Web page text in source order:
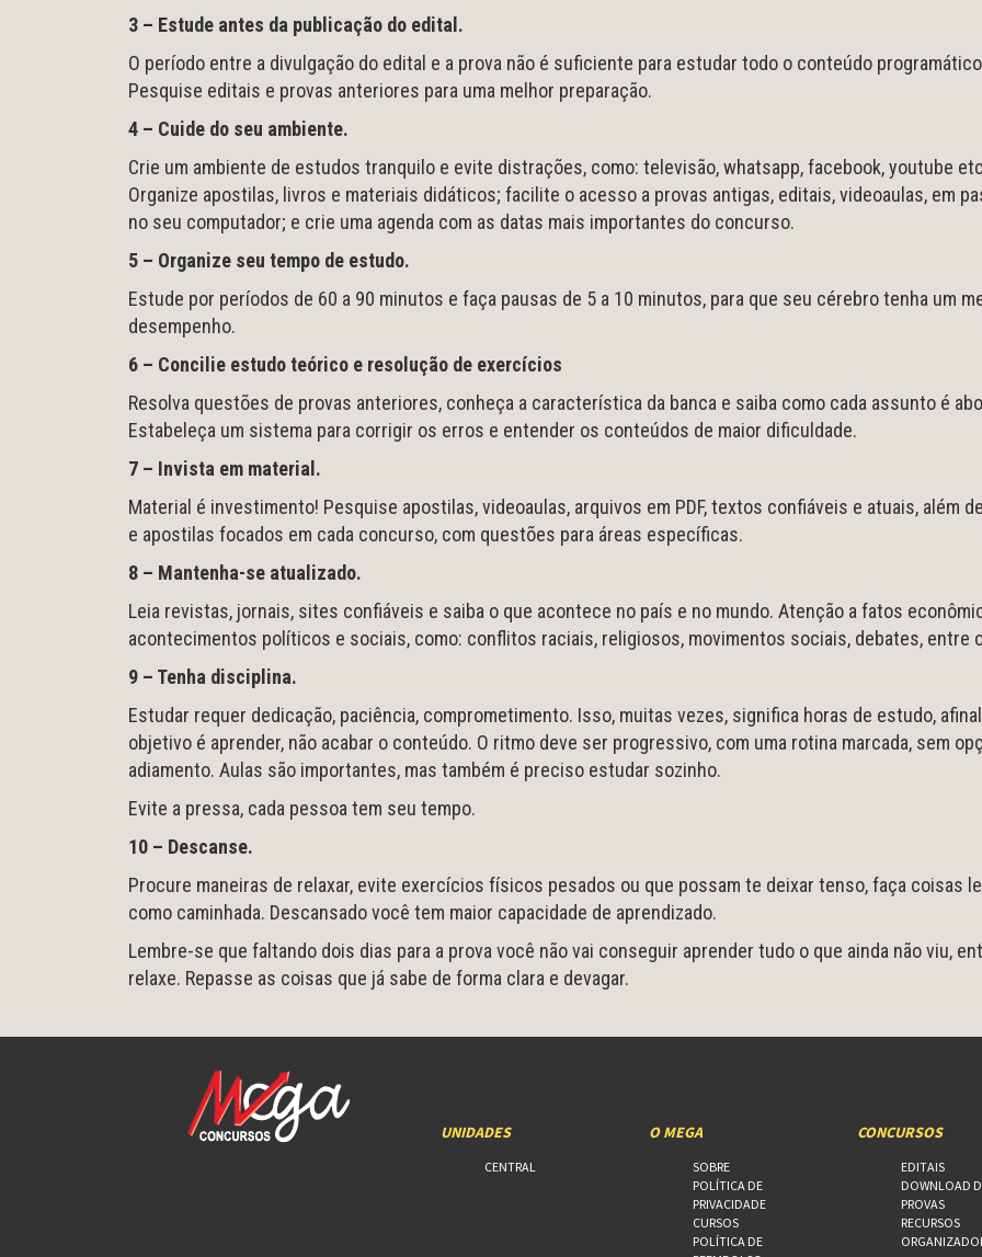
3 – Estude antes da publicação do edital.
O período entre a divulgação do edital e a prova não é suficiente para estudar todo o conteúdo
Pesquise editais e provas anteriores para uma melhor preparação.
4 – Cuide do seu ambiente.
Crie um ambiente de estudos tranquilo e evite distrações, como: televisão, whatsapp, facebook, youtube
Organize apostilas, livros e materiais didáticos; facilite o acesso a provas antigas, editais, videoaulas, em
no seu computador; e crie uma agenda com as datas mais importantes do concurso.
5 – Organize seu tempo de estudo.
Estude por períodos de 60 a 90 minutos e faça pausas de 5 a 10 minutos, para que seu cérebro tenha um
desempenho.
6 – Concilie estudo teórico e resolução de exercícios
Resolva questões de provas anteriores, conheça a característica da banca e saiba como cada assunto é
Estabeleça um sistema para corrigir os erros e entender os conteúdos de maior dificuldade.
7 – Invista em material.
Material é investimento! Pesquise apostilas, videoaulas, arquivos em PDF, textos confiáveis e atuais, além
e apostilas focados em cada concurso, com questões para áreas específicas.
8 – Mantenha-se atualizado.
Leia revistas, jornais, sites confiáveis e saiba o que acontece no país e no mundo. Atenção a fatos
acontecimentos políticos e sociais, como: conflitos raciais, religiosos, movimentos sociais, debates, entre
9 – Tenha disciplina.
Estudar requer dedicação, paciência, comprometimento. Isso, muitas vezes, significa horas de estudo,
objetivo é aprender, não acabar o conteúdo. O ritmo deve ser progressivo, com uma rotina marcada, sem
adiamento. Aulas são importantes, mas também é preciso estudar sozinho.
Evite a pressa, cada pessoa tem seu tempo.
10 – Descanse.
Procure maneiras de relaxar, evite exercícios físicos pesados ou que possam te deixar tenso, faça coisas
como caminhada. Descansado você tem maior capacidade de aprendizado.
Lembre-se que faltando dois dias para a prova você não vai conseguir aprender tudo o que ainda não viu,
relaxe. Repasse as coisas que já sabe de forma clara e devagar.
UNIDADES
CENTRAL
O MEGA
SOBRE
POLÍTICA DE
PRIVACIDADE
CURSOS
POLÍTICA DE
CONCURSOS
EDITAIS
DOWNLOAD
PROVAS
RECURSOS